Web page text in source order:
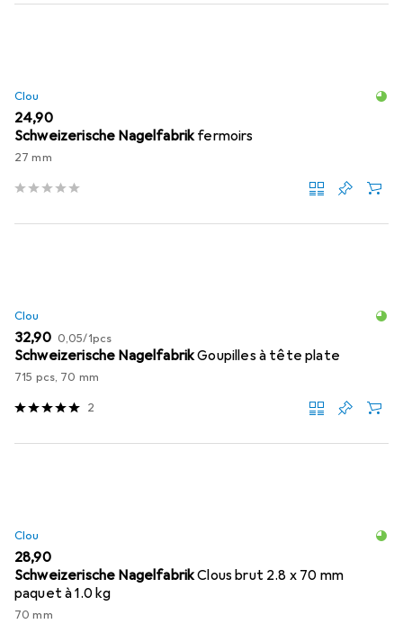
Clou
EUR
24,90
Schweizerische Nagelfabrikfermoirs
27 mm
Clou
EUR
32,90 EUR
0,05/1pcs
Schweizerische NagelfabrikGoupilles à tête plate
715 pcs, 70 mm
2
Clou
EUR
28,90
Schweizerische NagelfabrikClous brut 2.8 x 70 mm
paquet à 1.0 kg
70 mm